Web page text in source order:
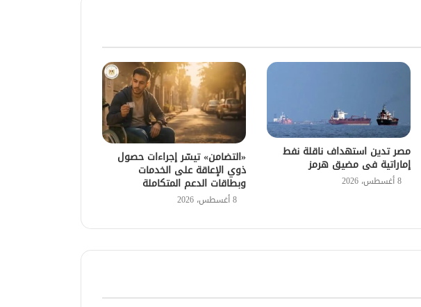
مصر تدين استهداف ناقلة نفط
إماراتية فى مضيق هرمز
8 أغسطس، 2026
«التضامن» تيسّر إجراءات حصول
ذوي الإعاقة على الخدمات
وبطاقات الدعم المتكاملة
8 أغسطس، 2026